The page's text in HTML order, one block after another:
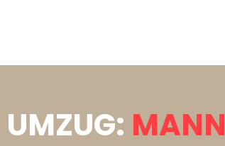
UMZUG: